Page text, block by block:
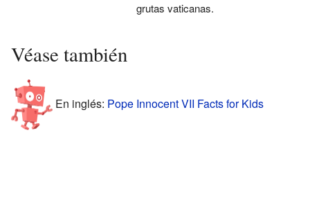
grutas vaticanas.
Véase también
En inglés: Pope Innocent VII Facts for Kids